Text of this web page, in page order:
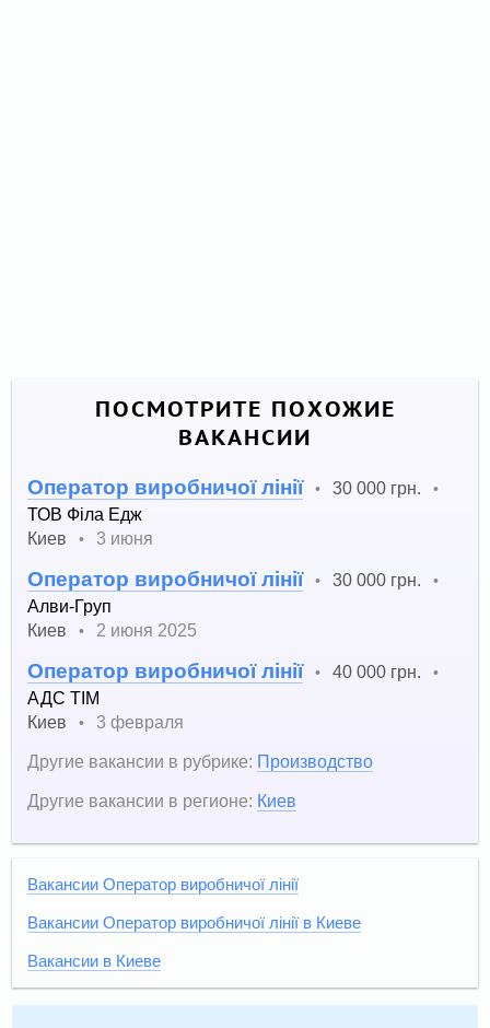
ПОСМОТРИТЕ ПОХОЖИЕ
ВАКАНСИИ
Оператор виробничої лінії • 30 000 грн. •
ТОВ Філа Едж
Киев
• 3 июня
Оператор виробничої лінії • 30 000 грн. •
Алви-Груп
Киев
• 2 июня 2025
Оператор виробничої лінії • 40 000 грн. •
АДС ТІМ
Киев
•
3 февраля
Другие вакансии в рубрике: Производство
Другие вакансии в регионе: Киев
Вакансии Оператор виробничої лінії
Вакансии Оператор виробничої лінії в Киеве
Вакансии в Киеве